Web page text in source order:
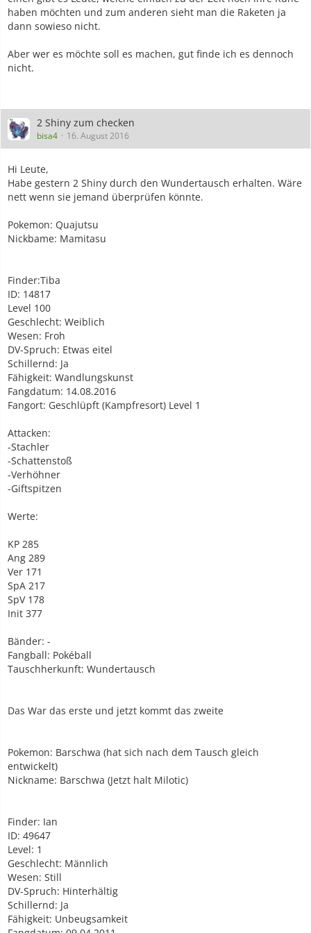
haben möchten und zum anderen sieht man die Raketen ja
dann sowieso nicht.
Aber wer es möchte soll es machen, gut finde ich es dennoch
nicht.
2 Shiny zum checken
bisa4 16. August 2016
Hi Leute,
Habe gestern 2 Shiny durch den Wundertausch erhalten. Wäre
nett wenn sie jemand überprüfen könnte.
Pokemon: Quajutsu
Nickbame: Mamitasu
Finder:Tiba
ID: 14817
Level 100
Geschlecht: Weiblich
Wesen: Froh
DV-Spruch: Etwas eitel
Schillernd: Ja
Fähigkeit: Wandlungskunst
Fangdatum: 14.08.2016
Fangort: Geschlüpft (Kampfresort) Level 1
Attacken:
-Stachler
-Schattenstoß
-Verhöhner
-Giftspitzen
Werte:
KP 285
Ang 289
Ver 171
SpA 217
SpV 178
Init 377
Bänder: -
Fangball: Pokéball
Tauschherkunft: Wundertausch
Das War das erste und jetzt kommt das zweite
Pokemon: Barschwa (hat sich nach dem Tausch gleich
entwickelt)
Nickname: Barschwa (Jetzt halt Milotic)
Finder: Ian
ID: 49647
Level: 1
Geschlecht: Männlich
Wesen: Still
DV-Spruch: Hinterhältig
Schillernd: Ja
Fähigkeit: Unbeugsamkeit